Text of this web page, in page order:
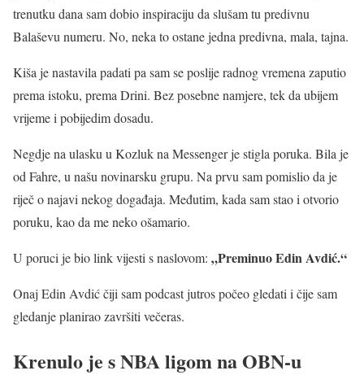
trenutku dana sam dobio inspiraciju da slušam tu predivnu
Balaševu numeru. No, neka to ostane jedna predivna, mala, tajna.
Kiša je nastavila padati pa sam se poslije radnog vremena zaputio
prema istoku, prema Drini. Bez posebne namjere, tek da ubijem
vrijeme i pobijedim dosadu.
Negdje na ulasku u Kozluk na Messenger je stigla poruka. Bila je
od Fahre, u našu novinarsku grupu. Na prvu sam pomislio da je
riječ o najavi nekog događaja. Međutim, kada sam stao i otvorio
poruku, kao da me neko ošamario.
U poruci je bio link vijesti s naslovom: „Preminuo Edin Avdić.“
Onaj Edin Avdić čiji sam podcast jutros počeo gledati i čije sam
gledanje planirao završiti večeras.
Krenulo je s NBA ligom na OBN-u